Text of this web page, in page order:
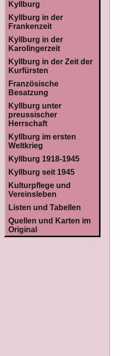
Kyllburg
Kyllburg in der
Frankenzeit
Kyllburg in der
Karolingerzeit
Kyllburg in der Zeit der
Kurfürsten
Französische
Besatzung
Kyllburg unter
preussischer
Herrschaft
Kyllburg im ersten
Weltkrieg
Kyllburg 1918-1945
Kyllburg seit 1945
Kulturpflege und
Vereinsleben
Listen und Tabellen
Quellen und Karten im
Original